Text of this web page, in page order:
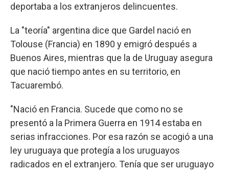
deportaba a los extranjeros delincuentes.
La "teoría" argentina dice que Gardel nació en
Tolouse (Francia) en 1890 y emigró después a
Buenos Aires, mientras que la de Uruguay asegura
que nació tiempo antes en su territorio, en
Tacuarembó.
"Nació en Francia. Sucede que como no se
presentó a la Primera Guerra en 1914 estaba en
serias infracciones. Por esa razón se acogió a una
ley uruguaya que protegía a los uruguayos
radicados en el extranjero. Tenía que ser uruguayo